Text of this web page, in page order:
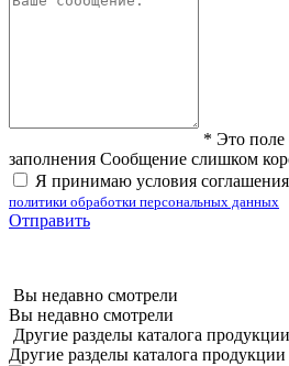
* Это поле
заполнения Сообщение слишком
Я принимаю условия соглашения
политики обработки персональных данных
Отправить
Вы недавно смотрели
Вы недавно смотрели
Другие разделы каталога продукции
Другие разделы каталога продукции